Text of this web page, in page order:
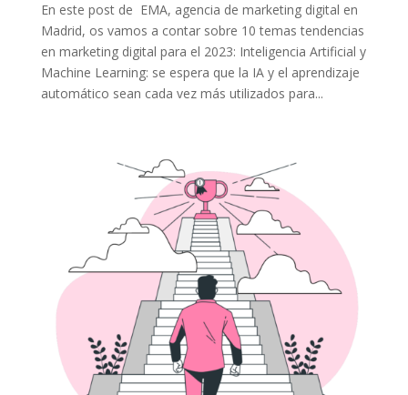
En este post de EMA, agencia de marketing digital en
Madrid, os vamos a contar sobre 10 temas tendencias
en marketing digital para el 2023: Inteligencia Artificial y
Machine Learning: se espera que la IA y el aprendizaje
automático sean cada vez más utilizados para...